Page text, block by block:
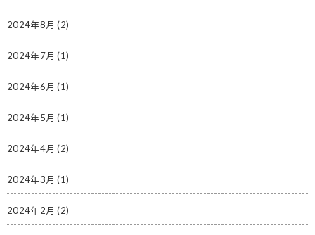
2024年8月 (2)
2024年7月 (1)
2024年6月 (1)
2024年5月 (1)
2024年4月 (2)
2024年3月 (1)
2024年2月 (2)